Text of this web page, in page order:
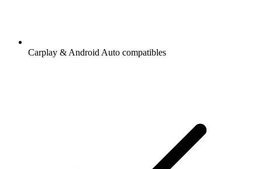
Carplay & Android Auto compatibles